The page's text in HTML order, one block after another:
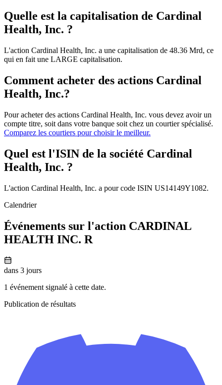
Quelle est la capitalisation de Cardinal
Health, Inc. ?
L'action Cardinal Health, Inc. a une capitalisation de 48.36 Mrd, ce
qui en fait une LARGE capitalisation.
Comment acheter des actions Cardinal
Health, Inc.?
Pour acheter des actions Cardinal Health, Inc. vous devez avoir un
compte titre, soit dans votre banque soit chez un courtier spécialisé.
Comparez les courtiers pour choisir le meilleur.
Quel est l'ISIN de la société Cardinal
Health, Inc. ?
L'action Cardinal Health, Inc. a pour code ISIN US14149Y1082.
Calendrier
Événements sur l'action CARDINAL
HEALTH INC. R
dans 3 jours
1 événement signalé à cette date.
Publication de résultats